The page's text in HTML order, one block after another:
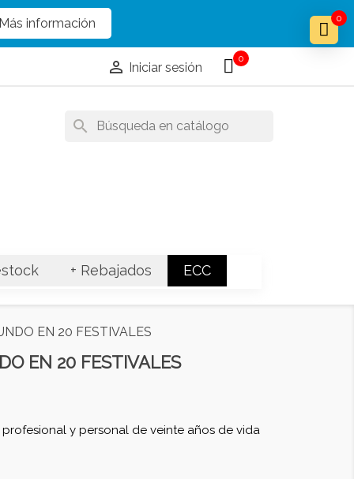
Más información
 Iniciar sesión
0
0
search
+ Rebajados ECC
EN 20 FESTIVALES
EN 20 FESTIVALES
y personal de veinte años de vida